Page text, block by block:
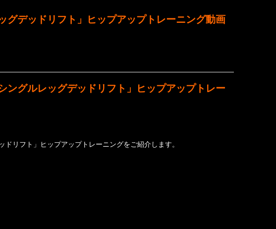
デッドリフト」ヒップアップトレーニング動画
グルレッグデッドリフト」ヒップアップトレー
リフト」ヒップアップトレーニングをご紹介します。